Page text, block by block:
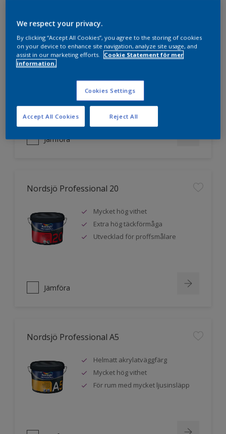
Nordsjö Professional 10
Jämnare och finare finish, även i
Utmärkt täckförmåga
Jämföra
Nordsjö Professional 20
Mycket hög vithet
Extra hög täckförmåga
Utvecklad för proffsmålare
Jämföra
Nordsjö Professional A5
Helmatt akrylatväggfärg
Mycket hög vithet
För rum med mycket ljusinsläpp
We respect your privacy.
By clicking “Accept All Cookies”, you agree to the storing of cookies
on your device to enhance site navigation, analyze site usage, and
assist in our marketing efforts.
Cookie Statement för mer
information.
Cookies Settings
Reject All
Accept All Cookies